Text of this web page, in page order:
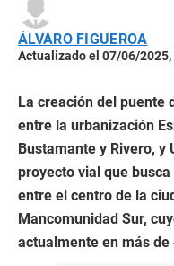
ÁLVARO FIGUEROA
Actualizado el 07/06/2025,
La creación del puente
entre la urbanización
Bustamante y Rivero, y
proyecto vial que
entre el centro de la
Mancomunidad Sur,
actualmente en más de